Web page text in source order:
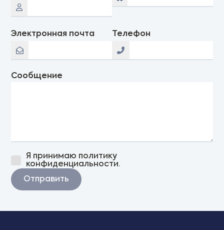
Электронная почта Телефон
Сообщение
Я принимаю политику
конфиденциальности.
Отправить